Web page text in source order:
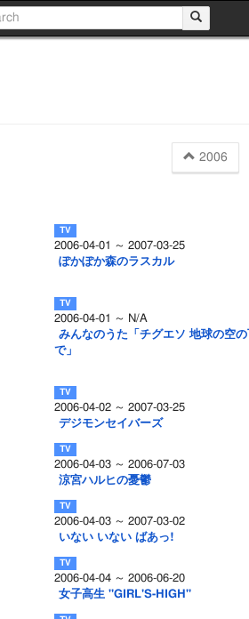
2006
2006-04-01 ～ 2007-03-25
ぽかぽか森のラスカル
2006-04-01 ～ N/A
みんなのうた「チグエソ 地球の空の
で」
2006-04-02 ～ 2007-03-25
デジモンセイバーズ
2006-04-03 ～ 2006-07-03
涼宮ハルヒの憂鬱
2006-04-03 ～ 2007-03-02
いない いない ばあっ!
2006-04-04 ～ 2006-06-20
女子高生 "GIRL'S-HIGH"